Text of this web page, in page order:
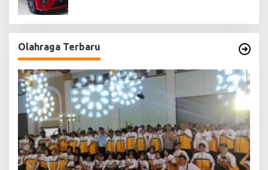
Olahraga Terbaru